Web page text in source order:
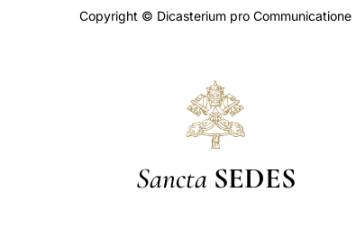
Copyright © Dicasterium pro Communicatione
Sancta SEDES